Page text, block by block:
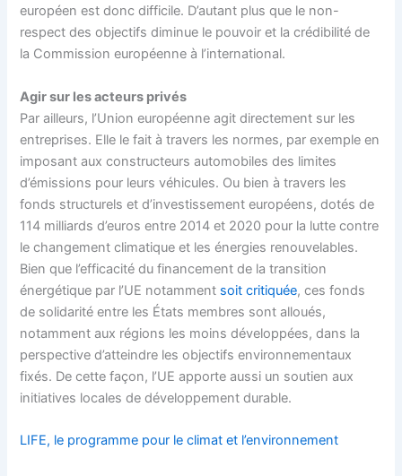
européen est donc difficile. D’autant plus que le non-
respect des objectifs diminue le pouvoir et la crédibilité de
la Commission européenne à l’international.
Agir sur les acteurs privés
Par ailleurs, l’Union européenne agit directement sur les
entreprises. Elle le fait à travers les normes, par exemple en
imposant aux constructeurs automobiles des limites
d’émissions pour leurs véhicules. Ou bien à travers les
fonds structurels et d’investissement européens, dotés de
114 milliards d’euros entre 2014 et 2020 pour la lutte contre
le changement climatique et les énergies renouvelables.
Bien que l’efficacité du financement de la transition
énergétique par l’UE notamment soit critiquée, ces fonds
de solidarité entre les États membres sont alloués,
notamment aux régions les moins développées, dans la
perspective d’atteindre les objectifs environnementaux
fixés. De cette façon, l’UE apporte aussi un soutien aux
initiatives locales de développement durable.
LIFE, le programme pour le climat et l’environnement